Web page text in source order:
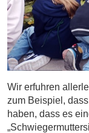
Wir erfuhren
zum Beispiel,
haben, dass es